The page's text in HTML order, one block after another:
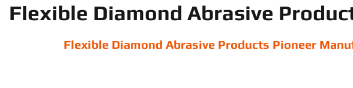
Flexible Diamond Abrasive
Flexible Diamond Abrasive Products Pioneer